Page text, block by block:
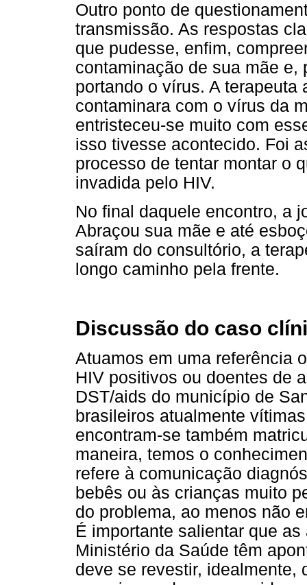
Outro ponto de
transmissão. As respostas
que pudesse, enfim,
contaminação de sua mãe e,
portando o vírus. A
contaminara com o vírus da
entristeceu-se muito com
isso tivesse acontecido. Foi
processo de tentar montar o
invadida pelo HIV.
No final daquele encontro, a
Abraçou sua mãe e até
saíram do consultório, a
longo caminho pela frente.
Discussão do caso
Atuamos em uma referência
HIV positivos ou doentes de
DST/aids do município de
brasileiros atualmente
encontram-se também
maneira, temos o
refere à comunicação
bebês ou às crianças muito
do problema, ao menos não
É importante salientar que
Ministério da Saúde têm
deve se revestir, idealmente,